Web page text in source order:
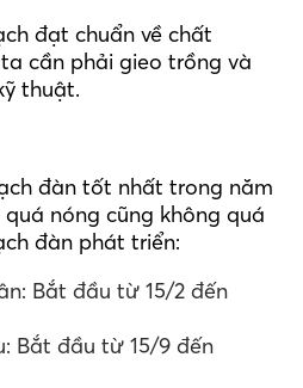
đạt chuẩn về chất
cần phải gieo trồng và
thuật.
đàn tốt nhất trong năm
nóng cũng không quá
đàn phát triển:
Bắt đầu từ 15/2 đến
Bắt đầu từ 15/9 đến